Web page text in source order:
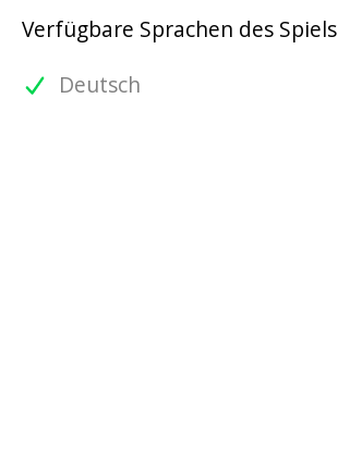
Verfügbare Sprachen des Spiels
Deutsch